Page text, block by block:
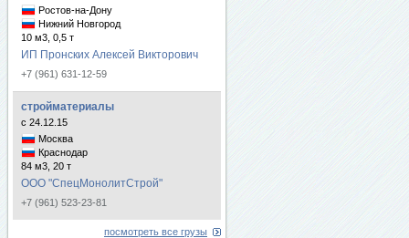
Ростов-на-Дону
Нижний Новгород
10 м3, 0,5 т
ИП Пронских Алексей Викторович
+7 (961) 631-12-59
стройматериалы
с 24.12.15
Москва
Краснодар
84 м3, 20 т
ООО "СпецМонолитСтрой"
+7 (961) 523-23-81
посмотреть все грузы